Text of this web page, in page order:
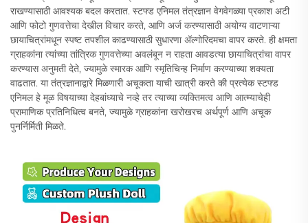
राखण्यासाठी आवश्यक बदल करतात. स्टफ्ड एनिमल तंत्रज्ञान वेगवेगळ्या प्रकाश अटी
आणि फोटो गुणवत्तेचा देखील विचार करते, आणि अर्ज करण्यासाठी अयोग्य वाटणाऱ्या
छायाचित्रांमधून स्पष्ट तपशील काढण्यासाठी सुधारणा अ‍ॅल्गोरिदमचा वापर करते. ही क्षमता
ग्राहकांना त्यांच्या तांत्रिक गुणवत्तेच्या अवलंबून न राहता आवडत्या छायाचित्रांचा वापर
करण्यास अनुमती देते, ज्यामुळे स्मारक आणि स्मृतिचिन्ह निर्माण करण्याच्या शक्यता
वाढतात. या तंत्रज्ञानाद्वारे मिळणारी अचूकता याची खात्री करते की प्रत्येक स्टफ्ड
एनिमल हे मूळ विषयाच्या देहबांध्याचे नव्हे तर त्याच्या व्यक्तिमत्व आणि आत्म्याचेही
प्रामाणिक प्रतिनिधित्व बनते, ज्यामुळे ग्राहकांना खरोखरच अर्थपूर्ण आणि अचूक
पुनर्निर्मिती मिळते.